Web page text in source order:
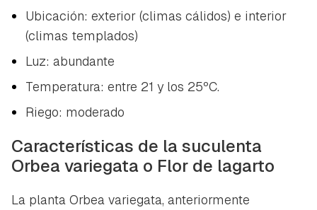
Ubicación: exterior (climas cálidos) e interior
(climas templados)
Luz: abundante
Temperatura: entre 21 y los 25ºC.
Riego: moderado
Características de la suculenta
Orbea variegata o Flor de lagarto
La planta Orbea variegata, anteriormente